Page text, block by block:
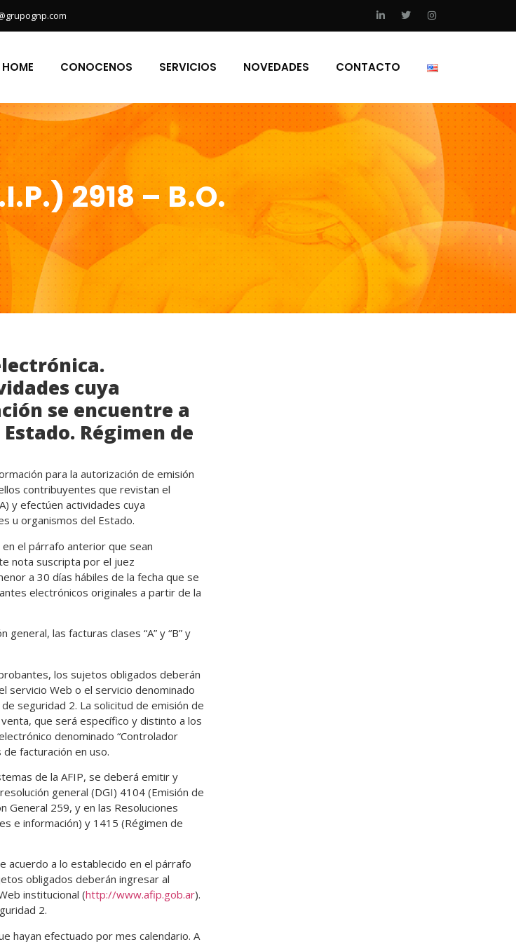
HOME CONOCENOS SERVICIOS NOVEDADES CONTACTO
2918 – B.O.
cuya
se encuentre a
Régimen de
para la autorización de emisión
contribuyentes que revistan el
y efectúen actividades cuya
u organismos del Estado.
el párrafo anterior que sean
nota suscripta por el juez
a 30 días hábiles de la fecha que se
electrónicos originales a partir de la
las facturas clases “A” y “B” y
los sujetos obligados deberán
servicio Web o el servicio denominado
seguridad 2. La solicitud de emisión de
que será específico y distinto a los
denominado “Controlador
facturación en uso.
de la AFIP, se deberá emitir y
general (DGI) 4104 (Emisión de
259, y en las Resoluciones
e información) y 1415 (Régimen de
acuerdo a lo establecido en el párrafo
obligados deberán ingresar al
institucional (http://www.afip.gob.ar).
2.
hayan efectuado por mes calendario. A